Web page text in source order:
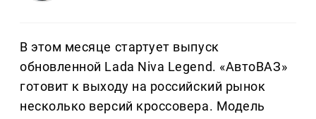
В этом месяце стартует выпуск
обновленной Lada Niva Legend. «АвтоВАЗ»
готовит к выходу на российский рынок
несколько версий кроссовера. Модель